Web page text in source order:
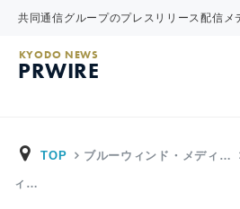
共同通信グループのプレスリリース配信メ
KYODO NEWS
PRWIRE
TOP ブルーウィンド・メディ…
ィ…